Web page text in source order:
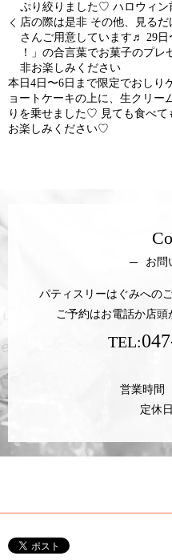
ぷり絞りました♡ ハロウィン
店の際は是非 その他、見る
さんご用意しています♬ 29日
！」の合言葉でお菓子のプ
非お楽しみください
本日4日〜6日まで限定でおし
ョートケーキの上に、生クリー
りを乗せました♡ 見ても食べて
お楽しみください♡
お問
パティスリーはぐみへの
ご予約はお電話か店頭
TEL:
営業時間
定休